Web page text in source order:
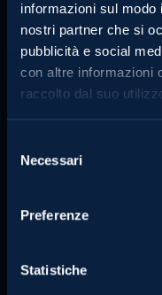
informazioni sul
nostri partner che si
pubblicità e social
con altre informazioni
raccolto dal suo
delNecessari
Preferenze
Statistiche
MELINDA
L'azienda
Contatti
Cookie Policy
Certificazioni